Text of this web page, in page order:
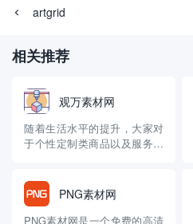
artgrid
相关推荐
观万素材网
随着生活水平的提升，大家对
于个性定制类商品以及服务越
上面随处可见提供此类服务的
商家，今天小编给大家介绍的
是定制领域一个比较小众的细
PNG素材网
PNG素材网是一个免费的高清